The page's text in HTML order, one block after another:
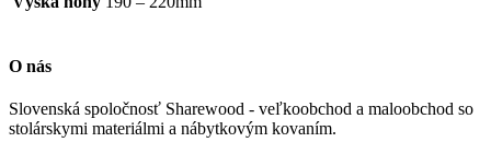
O nás
Slovenská spoločnosť Sharewood - veľkoobchod a maloobchod so
stolárskymi materiálmi a nábytkovým kovaním.